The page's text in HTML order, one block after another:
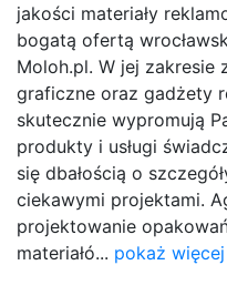
jakości materiały
bogatą ofertą
Moloh.pl. W jej zakresie
graficzne oraz gadżety
skutecznie wypromują
produkty i usługi
się dbałością o
ciekawymi projektami.
projektowanie
materiałó... pokaż